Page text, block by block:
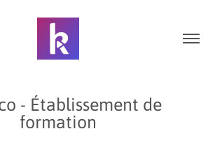
- Établissement de
formation